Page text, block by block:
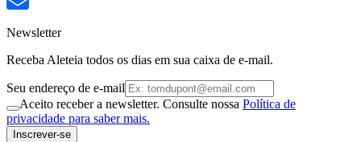
Newsletter
Receba Aleteia todos os dias em sua caixa de e-mail.
Seu endereço de e-mail
Aceito receber a newsletter. Consulte nossa Política de
privacidade para saber mais.
Inscrever-se